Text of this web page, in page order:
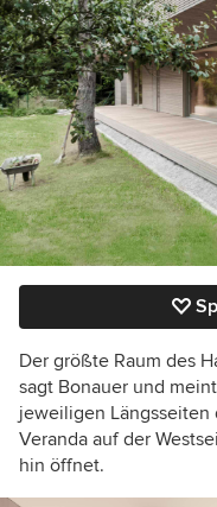
Der größte Raum des
sagt Bonauer und
jeweiligen Längsseiten
Veranda auf der
hin öffnet.